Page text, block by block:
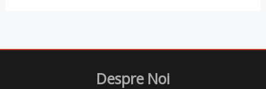
Despre Noi